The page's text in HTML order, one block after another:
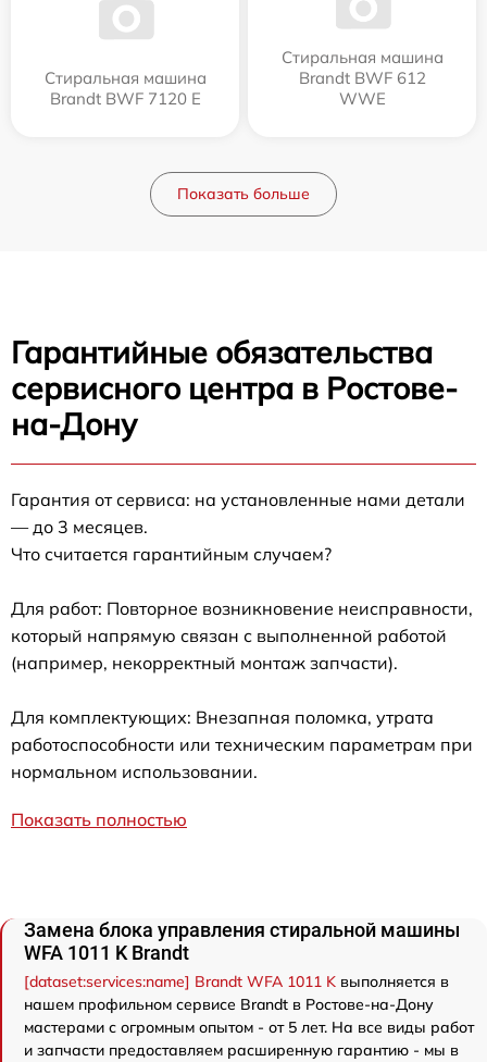
Стиральная машина
Brandt BWF 7120 E
Стиральная машина
Brandt BWF 612
WWE
Показать больше
Гарантийные обязательства
сервисного центра в Ростове-
на-Дону
Гарантия от сервиса: на установленные нами детали
— до 3 месяцев.
Что считается гарантийным случаем?
Для работ: Повторное возникновение неисправности,
который напрямую связан с выполненной работой
(например, некорректный монтаж запчасти).
Для комплектующих: Внезапная поломка, утрата
работоспособности или техническим параметрам при
нормальном использовании.
Показать полностью
Замена блока управления стиральной машины
WFA 1011 K Brandt
[dataset:services:name] Brandt WFA 1011 K выполняется в
нашем профильном сервисе Brandt в Ростове-на-Дону
мастерами с огромным опытом - от 5 лет. На все виды работ
и запчасти предоставляем расширенную гарантию - мы в